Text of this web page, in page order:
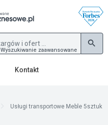
Wyszukiwanie zaawansowane
Kontakt
Usługi transportowe Meble 5sztuk